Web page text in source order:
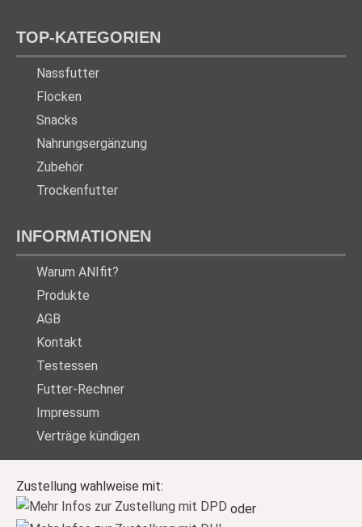
TOP-KATEGORIEN
Nassfutter
Flocken
Snacks
Nahrungsergänzung
Zubehör
Trockenfutter
INFORMATIONEN
Warum ANIfit?
Produkte
AGB
Kontakt
Testessen
Futter-Rechner
Impressum
Verträge kündigen
Zustellung wahlweise mit:
oder